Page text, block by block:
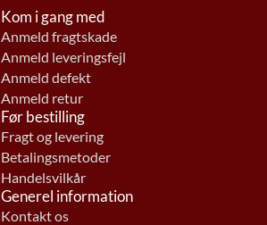
Kom i gang med
Anmeld fragtskade
Anmeld leveringsfejl
Anmeld defekt
Anmeld retur
Før bestilling
Fragt og levering
Betalingsmetoder
Handelsvilkår
Generel information
Kontakt os